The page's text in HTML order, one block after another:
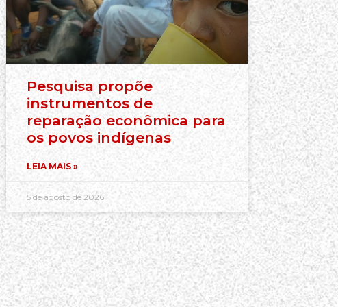
Pesquisa propõe
instrumentos de
reparação econômica para
os povos indígenas
LEIA MAIS »
5 de agosto de 2026